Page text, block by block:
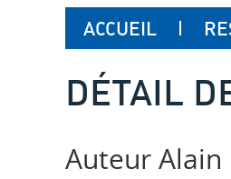
ACCUEIL
DÉTAIL
Auteur Alain